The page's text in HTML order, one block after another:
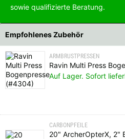
sowie qualifizierte Beratung.
Empfohlenes Zubehör
ARMBRUSTPRESSEN
Ravin Multi Press
Auf Lager. Sofort
CARBONPFEILE